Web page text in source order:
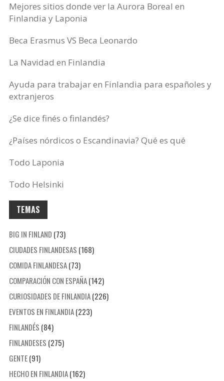
Mejores sitios donde ver la Aurora Boreal en
Finlandia y Laponia
Beca Erasmus VS Beca Leonardo
La Navidad en Finlandia
Ayuda para trabajar en Finlandia para españoles y
extranjeros
¿Se dice finés o finlandés?
¿Países nórdicos o Escandinavia? Qué es qué
Todo Laponia
Todo Helsinki
TEMAS
BIG IN FINLAND (73)
CIUDADES FINLANDESAS (168)
COMIDA FINLANDESA(73)
COMPARACIÓN CON ESPAÑA(142)
CURIOSIDADES DE FINLANDIA(226)
EVENTOS EN FINLANDIA(223)
FINLANDÉS (84)
FINLANDESES (275)
GENTE(91)
HECHO EN FINLANDIA(162)